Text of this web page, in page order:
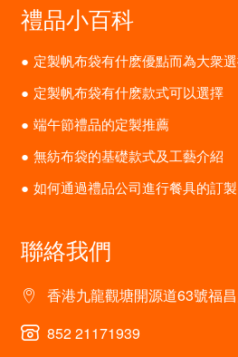
禮品小百科
定製帆布袋有什麽優點而為大衆
定製帆布袋有什麽款式可以選擇
端午節禮品的定製推薦
無紡布袋的基礎款式及工藝介紹
如何通過禮品公司進行餐具的訂製
聯絡我們
香港九龍觀塘開源道63號福
852 21171939